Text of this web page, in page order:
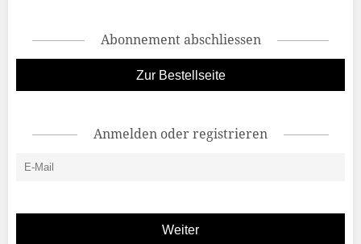
Abonnement abschliessen
Zur Bestellseite
Anmelden oder registrieren